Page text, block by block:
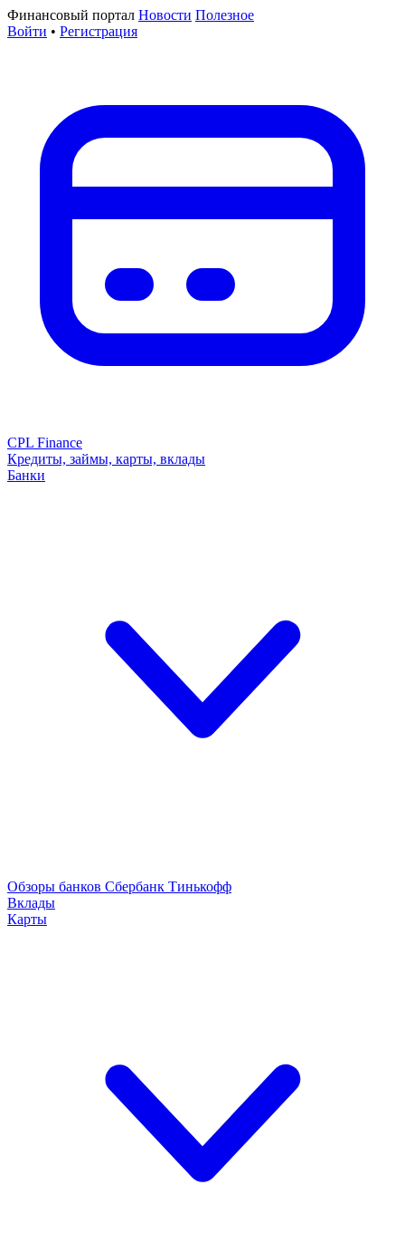
Финансовый портал Новости Полезное
Войти • Регистрация
CPL Finance
Кредиты, займы, карты, вклады
Банки
Обзоры банков Сбербанк Тинькофф
Вклады
Карты